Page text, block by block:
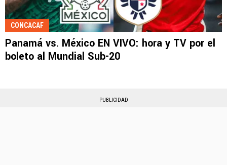
CONCACAF
Panamá vs. México EN VIVO: hora y TV por el
boleto al Mundial Sub-20
PUBLICIDAD